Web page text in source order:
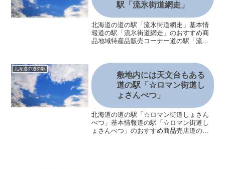
駅「流氷街道網走」
北海道の道の駅「流氷街道網走」基本情
報道の駅「流氷街道網走」のおすすめ商
品地域特産品販売コーナー道の駅「流氷
街道網走」のおすすめポイントみなと観
光交流センター流氷観光砕...
北海道の道の駅
敷地内には天文台もある
道の駅「☆ロマン街道し
ょさんべつ」
北海道の道の駅「☆ロマン街道しょさん
べつ」基本情報道の駅「☆ロマン街道し
ょさんべつ」のおすすめ商品売店道の駅